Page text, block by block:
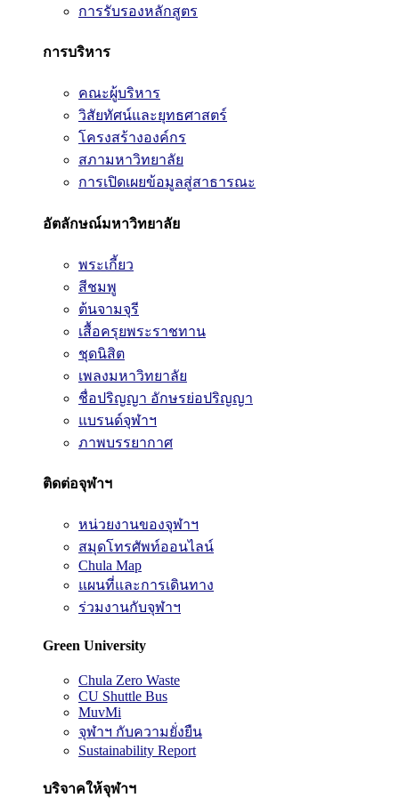
การรับรองหลักสูตร
การบริหาร
คณะผู้บริหาร
วิสัยทัศน์และยุทธศาสตร์
โครงสร้างองค์กร
สภามหาวิทยาลัย
การเปิดเผยข้อมูลสู่สาธารณะ
อัตลักษณ์มหาวิทยาลัย
พระเกี้ยว
สีชมพู
ต้นจามจุรี
เสื้อครุยพระราชทาน
ชุดนิสิต
เพลงมหาวิทยาลัย
ชื่อปริญญา อักษรย่อปริญญา
แบรนด์จุฬาฯ
ภาพบรรยากาศ
ติดต่อจุฬาฯ
หน่วยงานของจุฬาฯ
สมุดโทรศัพท์ออนไลน์
Chula Map
แผนที่และการเดินทาง
ร่วมงานกับจุฬาฯ
Green University
Chula Zero Waste
CU Shuttle Bus
MuvMi
จุฬาฯ กับความยั่งยืน
Sustainability Report
บริจาคให้จุฬาฯ